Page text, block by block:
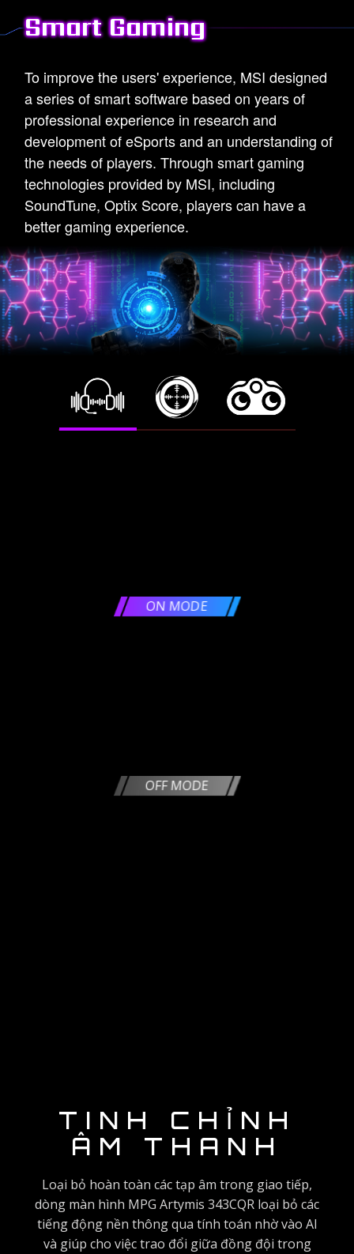
Smart Gaming
To improve the users' experience, MSI designed
a series of smart software based on years of
professional experience in research and
development of eSports and an understanding of
the needs of players. Through smart gaming
technologies provided by MSI, including
SoundTune, Optix Score, players can have a
better gaming experience.
ON MODE
OFF MODE
TINH CHỈNH
ÂM THANH
Loại bỏ hoàn toàn các tạp âm trong giao tiếp,
dòng màn hình MPG Artymis 343CQR loại bỏ các
tiếng động nền thông qua tính toán nhờ vào AI
và giúp cho việc trao đổi giữa đồng đội trong